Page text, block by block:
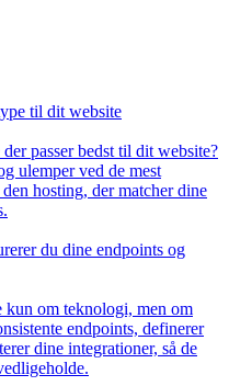
til dit website
passer bedst til dit website?
ulemper ved de mest
hosting, der matcher dine
du dine endpoints og
om teknologi, men om
endpoints, definerer
dine integrationer, så de